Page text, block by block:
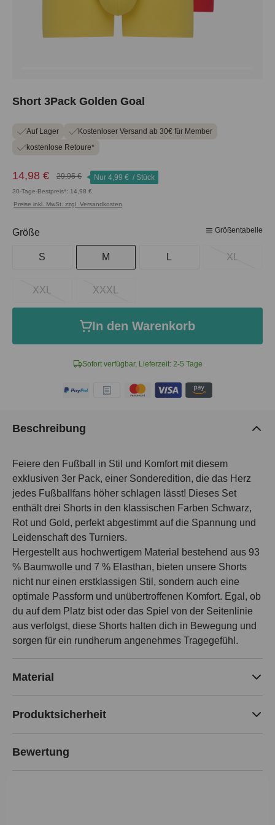
Short 3Pack Golden Goal
Auf Lager
Kostenloser Versand ab 30€ für Member
kostenlose Retoure*
14,98 € 29,95 € Nur 4,99 € / Stück
30-Tage-Bestpreis*: 14,98 €
Preise inkl. MwSt. zzgl. Versandkosten
Sofort verfügbar, Lieferzeit: 2-5 Tage
Größe Größentabelle
S M L XL
XXL XXXL
In den Warenkorb
Beschreibung
Feiere den Fußball in Stil und Komfort mit diesem
exklusiven 3er Pack, einer Sonderedition, die das Herz
jedes Fußballfans höher schlagen lässt! Dieses Set
enthält drei Shorts in den klassischen Farben Schwarz,
Rot und Gold, perfekt abgestimmt auf die Spannung und
Leidenschaft des Turniers.
Hergestellt aus hochwertigem Material bestehend aus 93
% Baumwolle und 7 % Elasthan, bieten unsere Shorts
nicht nur einen erstklassigen Stil, sondern auch eine
optimale Passform und unübertroffenen Komfort. Egal, ob
du auf dem Platz bist oder das Spiel von der Seitenlinie
aus verfolgst, diese Shorts halten dich in Bewegung und
sorgen für ein rundherum angenehmes Tragegefühl.
Material
Produktsicherheit
Bewertung